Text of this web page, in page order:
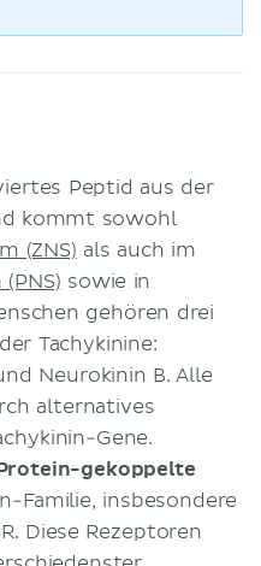
Peptid aus der
kommt sowohl
(ZNS) als auch im
sowie in
gehören drei
Tachykinine:
Neurokinin B. Alle
alternatives
Gene.
gekoppelte
Familie, insbesondere
Diese Rezeptoren